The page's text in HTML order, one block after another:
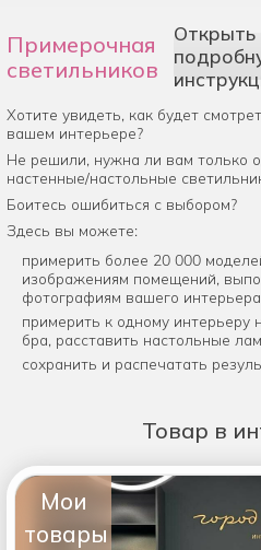
Примерочная
светильников
Открыть
Хотите увидеть, как будет
вашем интерьере?
Не решили, нужна ли вам только
настенные/настольные
Боитесь ошибиться с выбором?
Здесь вы можете:
примерить более 20 000
изображениям помещений,
фотографиям вашего
примерить к одному интерьеру
бра, расставить настольные
сохранить и распечатать
Товар в
Мои
товары